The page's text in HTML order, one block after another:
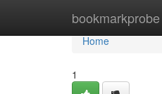
bookmarkprobe
Home
Home
1